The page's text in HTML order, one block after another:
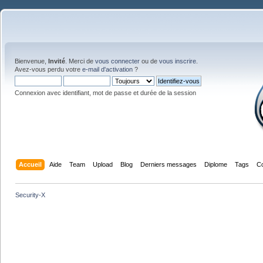
Bienvenue, Invité . Merci de vous connecter ou de vous inscrire
Avez-vous perdu votre e-mail d'activation ?
Connexion avec identifiant, mot de passe et durée de la session
Accueil Aide Team Upload Blog Derniers messages Diplome Tags
Security-X